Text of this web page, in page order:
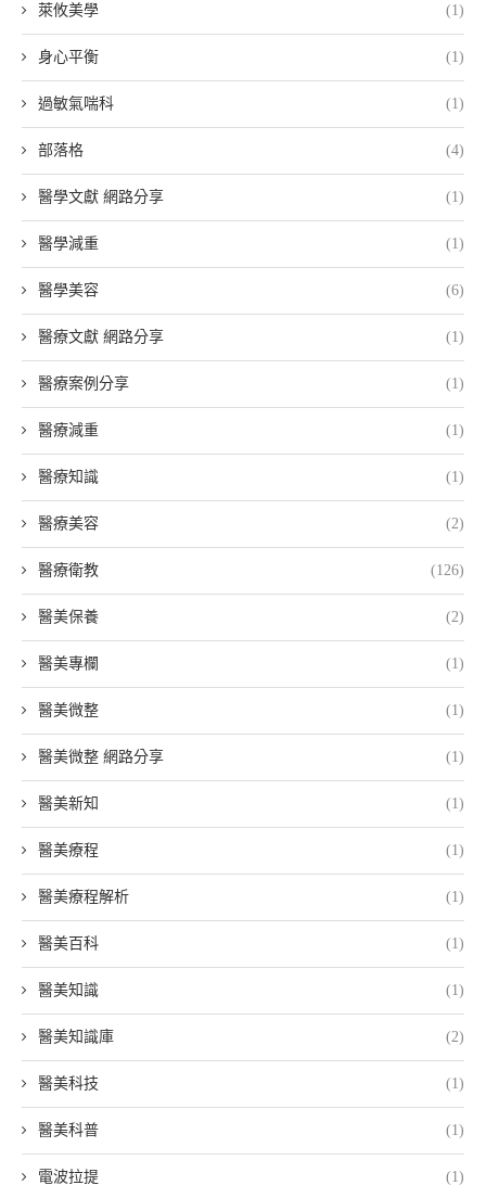
萊攸美學 (1)
身心平衡 (1)
過敏氣喘科 (1)
部落格 (4)
醫學文獻 網路分享 (1)
醫學減重 (1)
醫學美容 (6)
醫療文獻 網路分享 (1)
醫療案例分享 (1)
醫療減重 (1)
醫療知識 (1)
醫療美容 (2)
醫療衛教 (126)
醫美保養 (2)
醫美專欄 (1)
醫美微整 (1)
醫美微整 網路分享 (1)
醫美新知 (1)
醫美療程 (1)
醫美療程解析 (1)
醫美百科 (1)
醫美知識 (1)
醫美知識庫 (2)
醫美科技 (1)
醫美科普 (1)
電波拉提 (1)